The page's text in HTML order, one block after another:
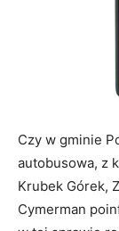
Czy w gminie
autobusowa, z
Krubek Górek,
Cymerman